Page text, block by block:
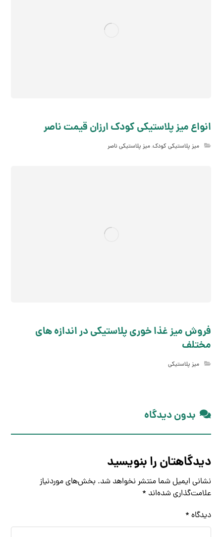
انواع میز پلاستیکی کودک ارزان قیمت ناصر
میز پلاستیکی کودک,میز پلاستیکی ناصر
فروش میز غذا خوری پلاستیکی در اندازه های
مختلف
میز پلاستیکی
بدون دیدگاه
دیدگاهتان را بنویسید
نشانی ایمیل شما منتشر نخواهد شد. بخش‌های موردنیاز
علامت‌گذاری شده‌اند *
دیدگاه *